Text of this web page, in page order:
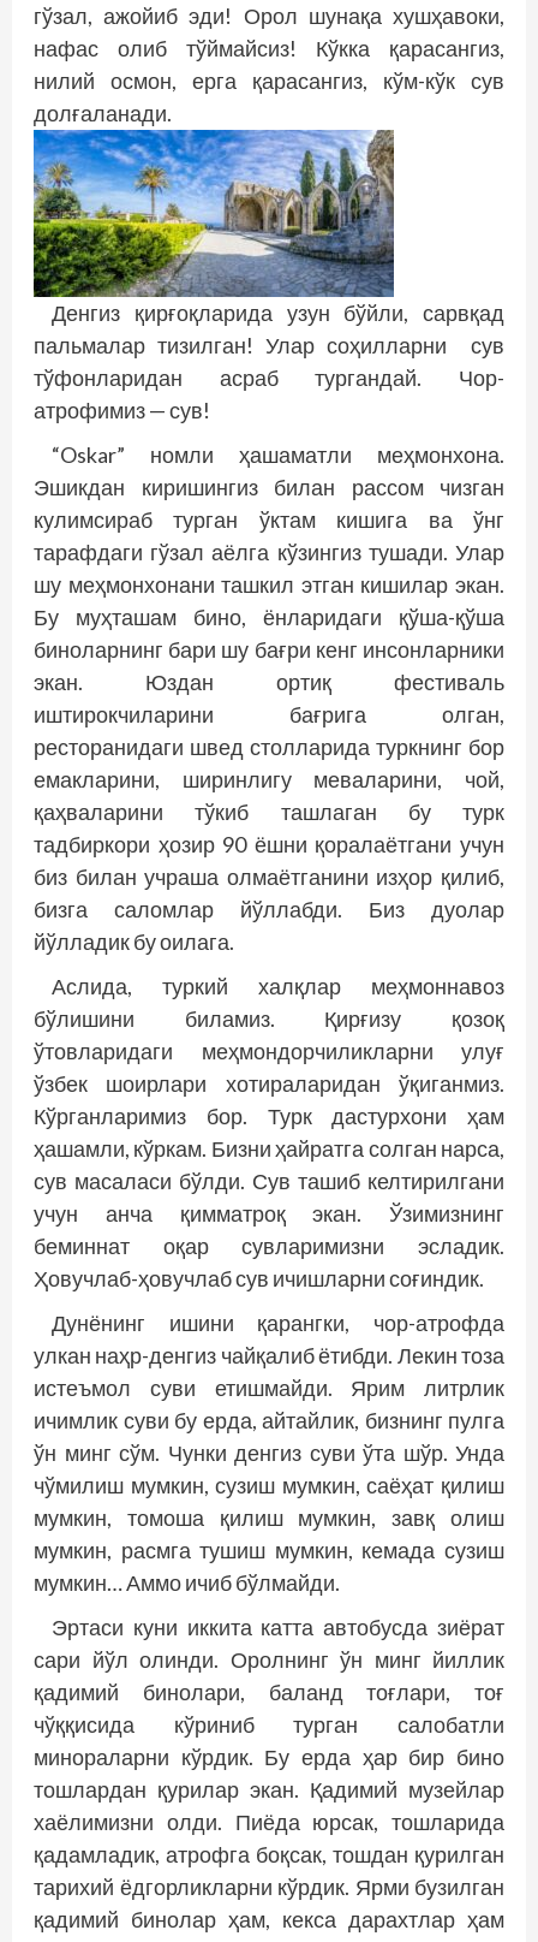
гўзал, ажойиб эди! Орол шунақа хушҳавоки,
нафас олиб тўймайсиз! Кўкка қарасангиз,
нилий осмон, ерга қарасангиз, кўм-кўк сув
долғаланади.
Денгиз қирғоқларида узун бўйли, сарвқад
пальмалар тизилган! Улар соҳилларни сув
тўфонларидан асраб тургандай. Чор-
атрофимиз — сув!
“Oskar” номли ҳашаматли меҳмонхона.
Эшикдан киришингиз билан рассом чизган
кулимсираб турган ўктам кишига ва ўнг
тарафдаги гўзал аёлга кўзингиз тушади. Улар
шу меҳмонхонани ташкил этган кишилар экан.
Бу муҳташам бино, ёнларидаги қўша-қўша
биноларнинг бари шу бағри кенг инсонларники
экан. Юздан ортиқ фестиваль
иштирокчиларини бағрига олган,
ресторанидаги швед столларида туркнинг бор
емакларини, ширинлигу меваларини, чой,
қаҳваларини тўкиб ташлаган бу турк
тадбиркори ҳозир 90 ёшни қоралаётгани учун
биз билан учраша олмаётганини изҳор қилиб,
бизга саломлар йўллабди. Биз дуолар
йўлладик бу оилага.
Аслида, туркий халқлар меҳмоннавоз
бўлишини биламиз. Қирғизу қозоқ
ўтовларидаги меҳмондорчиликларни улуғ
ўзбек шоирлари хотираларидан ўқиганмиз.
Кўрганларимиз бор. Турк дастурхони ҳам
ҳашамли, кўркам. Бизни ҳайратга солган нарса,
сув масаласи бўлди. Сув ташиб келтирилгани
учун анча қимматроқ экан. Ўзимизнинг
беминнат оқар сувларимизни эсладик.
Ҳовучлаб-ҳовучлаб сув ичишларни соғиндик.
Дунёнинг ишини қарангки, чор-атрофда
улкан наҳр-денгиз чайқалиб ётибди. Лекин тоза
истеъмол суви етишмайди. Ярим литрлик
ичимлик суви бу ерда, айтайлик, бизнинг пулга
ўн минг сўм. Чунки денгиз суви ўта шўр. Унда
чўмилиш мумкин, сузиш мумкин, саёҳат қилиш
мумкин, томоша қилиш мумкин, завқ олиш
мумкин, расмга тушиш мумкин, кемада сузиш
мумкин… Аммо ичиб бўлмайди.
Эртаси куни иккита катта автобусда зиёрат
сари йўл олинди. Оролнинг ўн минг йиллик
қадимий бинолари, баланд тоғлари, тоғ
чўққисида кўриниб турган салобатли
минораларни кўрдик. Бу ерда ҳар бир бино
тош­лардан қурилар экан. Қадимий музейлар
хаёлимизни олди. Пиёда юрсак, тошларида
қадамладик, атрофга боқсак, тошдан қурилган
тарихий ёдгорликларни кўрдик. Ярми бузилган
қадимий бинолар ҳам, кекса дарахтлар ҳам